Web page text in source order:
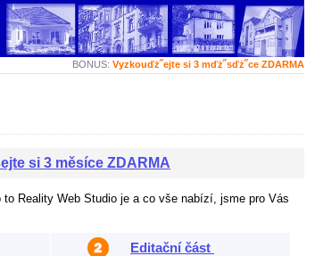
BONUS: Vyzkouďż˝ejte si 3 mďż˝sďż˝ce ZDARMA
si 3 měsíce ZDARMA
to Reality Web Studio je a co vše nabízí, jsme pro Vás
Editační část